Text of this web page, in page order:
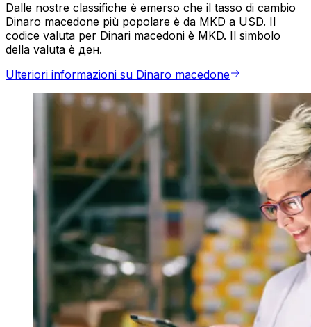
Dalle nostre classifiche è emerso che il tasso di cambio
Dinaro macedone più popolare è da MKD a USD. Il
codice valuta per Dinari macedoni è MKD. Il simbolo
della valuta è ден.
Ulteriori informazioni su Dinaro macedone